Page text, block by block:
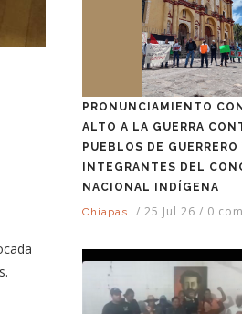
PRONUNCIAMIENTO
ALTO A LA GUERRA
PUEBLOS DE GUERRERO
INTEGRANTES DEL
NACIONAL INDÍGENA
Chiapas
/ 25 Jul 26 / 0